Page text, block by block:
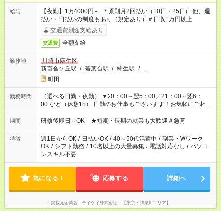
給与
【夜勤】1万4000円～ ＊原則月2回払い（10日・25日） 他、週
払い・日払いの制度もあり（規定あり）＃日収1万円以上
交通費別途支給あり
交通費 全額支給
勤務地
川崎市麻生区
新百合ケ丘駅 / 若葉台駅 / 柿生駅 / …
町田
勤務時間
（選べる日勤・夜勤） ▼20：00～翌5：00／21：00～翌6：
00 など（休憩1h） 日勤のお仕事もございます！お気軽にご相談
ください！
期間 研修後即日～OK ★短期・長期の就業も大歓迎＃急募
特徴 週1日からOK / 日払いOK / 40～50代活躍中 / 副業・Wワーク
OK / シフト勤務 / 10名以上の大量募集 / 電話対応なし / パソコ
ンスキル不要
気になる！ 応募する 詳細へ
掲載元企業名 テイケイ株式会社 【東京・神奈川エリア】